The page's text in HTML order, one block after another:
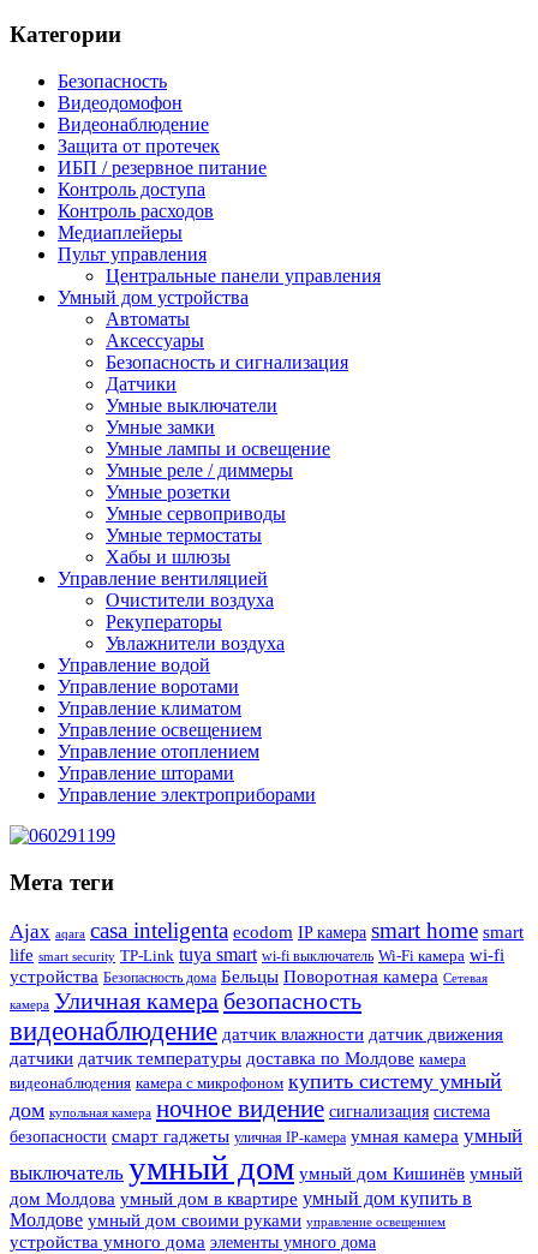
Категории
Безопасность
Видеодомофон
Видеонаблюдение
Защита от протечек
ИБП / резервное питание
Контроль доступа
Контроль расходов
Медиаплейеры
Пульт управления
Центральные панели управления
Умный дом устройства
Автоматы
Аксессуары
Безопасность и сигнализация
Датчики
Умные выключатели
Умные замки
Умные лампы и освещение
Умные реле / диммеры
Умные розетки
Умные сервоприводы
Умные термостаты
Хабы и шлюзы
Управление вентиляцией
Очистители воздуха
Рекуператоры
Увлажнители воздуха
Управление водой
Управление воротами
Управление климатом
Управление освещением
Управление отоплением
Управление шторами
Управление электроприборами
Мета теги
Ajax aqara casa inteligenta ecodom IP камера smart home smart
life smart security TP-Link tuya smart wi-fi выключатель Wi-Fi камера wi-fi
устройства Безопасность дома Бельцы Поворотная камера Сетевая
камера Уличная камера безопасность
видеонаблюдение датчик влажности датчик движения
датчики датчик температуры доставка по Молдове камера
видеонаблюдения камера с микрофоном купить систему умный
дом купольная камера ночное видение сигнализация система
безопасности смарт гаджеты уличная IP-камера умная камера умный
выключатель умный дом умный дом Кишинёв умный
дом Молдова умный дом в квартире умный дом купить в
Молдове умный дом своими руками управление освещением
устройства умного дома элементы умного дома